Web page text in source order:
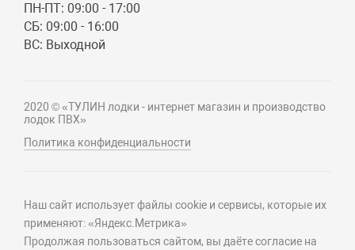
ПН-ПТ: 09:00 - 17:00
СБ: 09:00 - 16:00
ВС: Выходной
2020 © «ТУЛИН лодки - интернет магазин и производство
лодок ПВХ»
Политика конфиденциальности
Наш сайт использует файлы cookie и сервисы, которые их
применяют: «Яндекс.Метрика»
Продолжая пользоваться сайтом, вы даёте согласие на